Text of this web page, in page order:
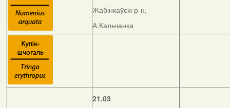
Жабінкаўскі р-н,
А.Кальчанка
21.03